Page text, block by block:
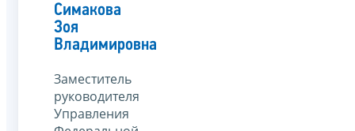
Симакова
Зоя
Владимировна
Заместитель
руководителя
Управления